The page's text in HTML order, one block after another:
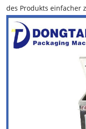
des Produkts einfacher